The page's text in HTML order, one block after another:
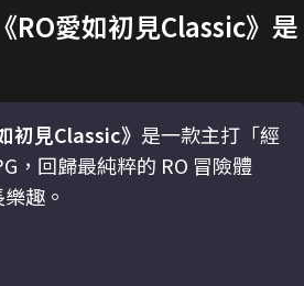
RO愛如初見Classic》是
初見Classic》 是一款主打「經
，回歸最純粹的 RO 冒險體
趣。